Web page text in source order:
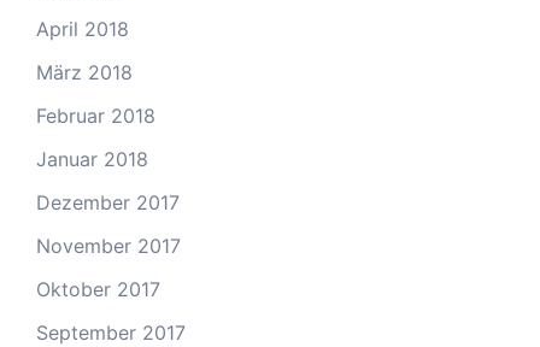
April 2018
März 2018
Februar 2018
Januar 2018
Dezember 2017
November 2017
Oktober 2017
September 2017